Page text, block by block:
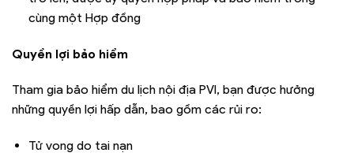
cùng một Hợp đồng
Quyền lợi bảo hiểm
Tham gia bảo hiểm du lịch nội địa PVI, bạn được hưởng
những quyền lợi hấp dẫn, bao gồm các rủi ro:
Tử vong do tai nạn